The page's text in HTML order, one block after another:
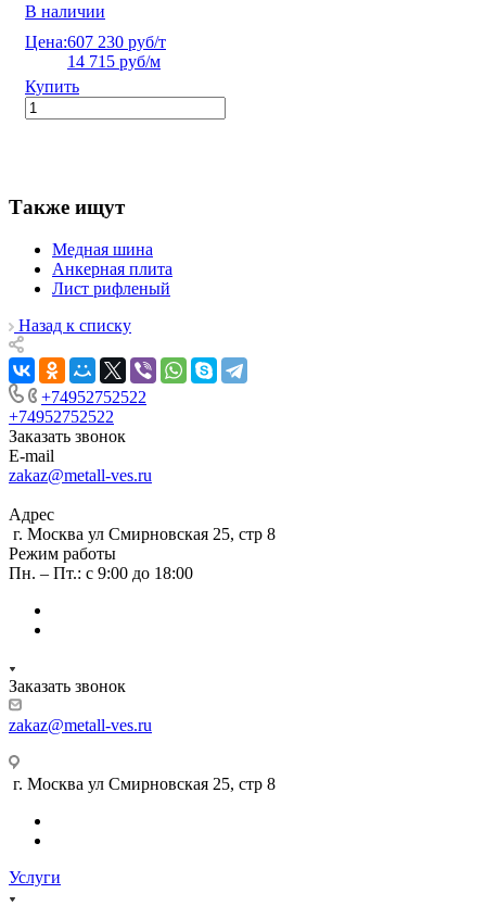
В наличии
Цена:607 230 руб/т
14 715 руб/м
Купить
Также ищут
Медная шина
Анкерная плита
Лист рифленый
Назад к списку
+74952752522
+74952752522
Заказать звонок
E-mail
zakaz@metall-ves.ru
Адрес
г. Москва ул Смирновская 25, стр 8
Режим работы
Пн. – Пт.: с 9:00 до 18:00
Заказать звонок
zakaz@metall-ves.ru
г. Москва ул Смирновская 25, стр 8
Услуги